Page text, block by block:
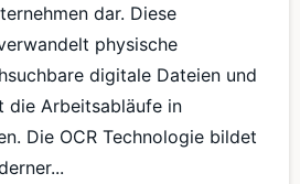
dar. Diese
physische
digitale Dateien und
die Arbeitsabläufe in
Die OCR Technologie bildet